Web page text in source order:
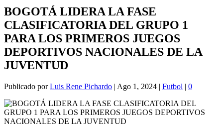
BOGOTÁ LIDERA LA FASE
CLASIFICATORIA DEL GRUPO 1
PARA LOS PRIMEROS JUEGOS
DEPORTIVOS NACIONALES DE LA
JUVENTUD
Publicado porLuis Rene Pichardo | Ago 1, 2024 | Futbol | 0